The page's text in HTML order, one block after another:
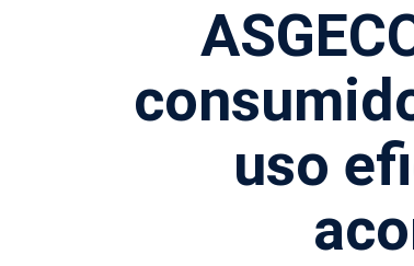
uso